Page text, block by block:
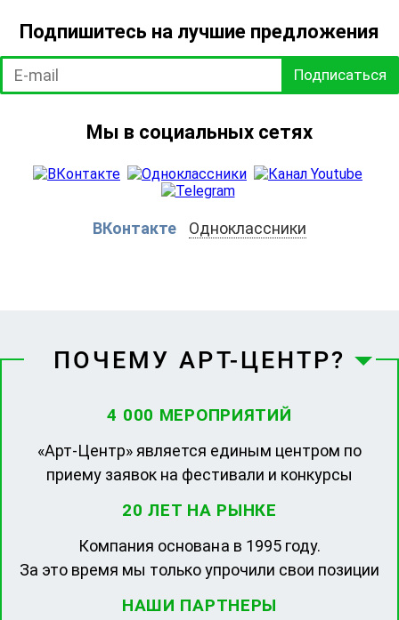
Подпишитесь на лучшие предложения
Подписаться
Мы в социальных сетях
ВКонтакте Одноклассники
ПОЧЕМУ АРТ-ЦЕНТР?
4 000 МЕРОПРИЯТИЙ
«Арт-Центр» является единым центром по
приему заявок на фестивали и конкурсы
20 ЛЕТ НА РЫНКЕ
Компания основана в 1995 году.
За это время мы только упрочили свои позиции
НАШИ ПАРТНЕРЫ